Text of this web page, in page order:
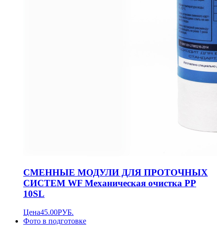
СМЕННЫЕ МОДУЛИ ДЛЯ ПРОТОЧНЫХ
СИСТЕМ WF Механическая очистка РР
10SL
Цена45.00РУБ.
Фото в подготовке